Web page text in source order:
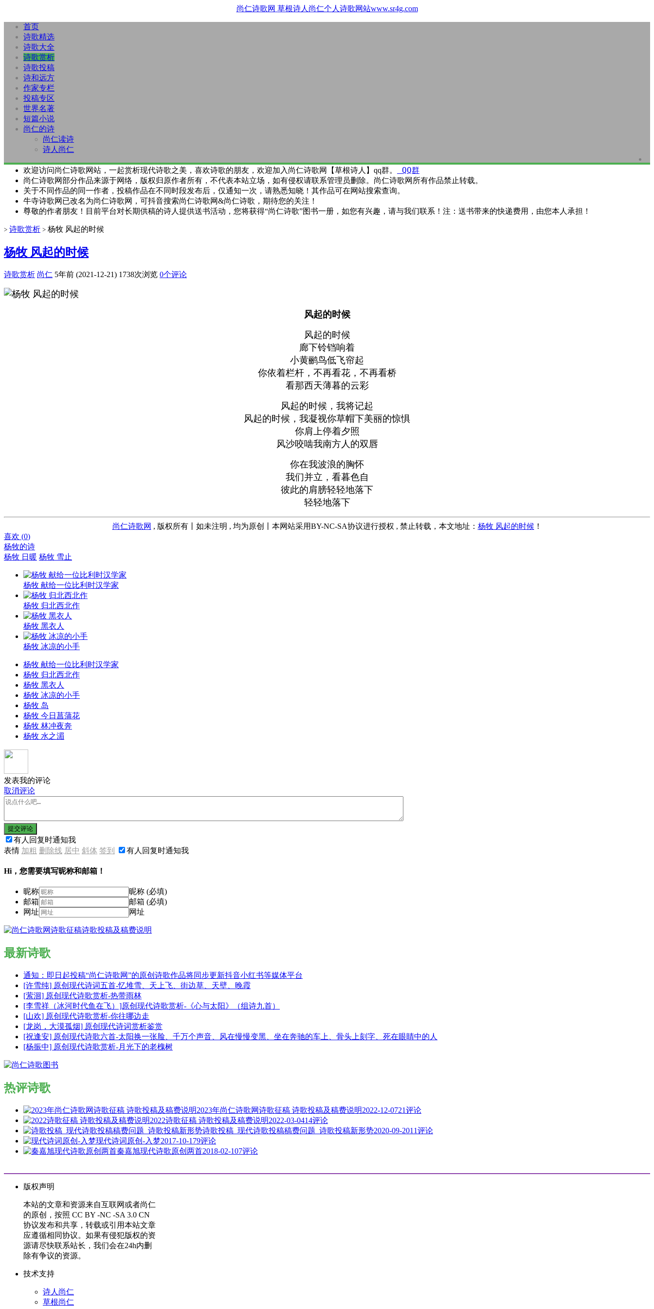
尚仁诗歌网 草根诗人尚仁个人诗歌网站www.sr4g.com
首页
诗歌精选
诗歌大全
诗歌赏析
诗歌投稿
诗和远方
作家专栏
投稿专区
世界名著
短篇小说
尚仁的诗
尚仁读诗
诗人尚仁
欢迎访问尚仁诗歌网站，一起赏析现代诗歌之美，喜欢诗歌的朋友，欢迎加入尚仁诗歌网【草根诗人】qq群。 QQ群
尚仁诗歌网部分作品来源于网络，版权归原作者所有，不代表本站立场，如有侵权请联系管理员删除。尚仁诗歌网所有作品禁止转载。
关于不同作品的同一作者，投稿作品在不同时段发布后，仅通知一次，请熟悉知晓！其作品可在网站搜索查询。
牛寺诗歌网已改名为尚仁诗歌网，可抖音搜索尚仁诗歌网&尚仁诗歌，期待您的关注！
尊敬的作者朋友！目前平台对长期供稿的诗人提供送书活动，您将获得“尚仁诗歌”图书一册，如您有兴趣，请与我们联系！注：送书带来的快递费用，由您本人承担！
> 诗歌赏析 > 杨牧 风起的时候
杨牧 风起的时候
诗歌赏析 尚仁 5年前 (2021-12-21) 1738次浏览 0个评论
风起的时候
风起的时候
廊下铃铛响着
小黄鹂鸟低飞帘起
你依着栏杆，不再看花，不再看桥
看那西天薄暮的云彩
风起的时候，我将记起
风起的时候，我凝视你草帽下美丽的惊惧
你肩上停着夕照
风沙咬啮我南方人的双唇
你在我波浪的胸怀
我们并立，看暮色自
彼此的肩膀轻轻地落下
轻轻地落下
尚仁诗歌网 , 版权所有丨如未注明 , 均为原创丨本网站采用BY-NC-SA协议进行授权 , 禁止转载，本文地址： 杨牧 风起的时候！
喜欢 (0)
杨牧的诗
杨牧 日暖 杨牧 雪止
杨牧 献给一位比利时汉学家
杨牧 归北西北作
杨牧 黑衣人
杨牧 冰凉的小手
杨牧 献给一位比利时汉学家
杨牧 归北西北作
杨牧 黑衣人
杨牧 冰凉的小手
杨牧 岛
杨牧 今日菖蒲花
杨牧 林冲夜奔
杨牧 水之湄
发表我的评论
取消评论
提交评论
有人回复时通知我
表情 加粗 删除线 居中 斜体 签到 有人回复时通知我
Hi，您需要填写昵称和邮箱！
昵称
昵称 (必填)
邮箱
邮箱 (必填)
网址
网址
最新诗歌
通知：即日起投稿“尚仁诗歌网”的原创诗歌作品将同步更新抖音小红书等媒体平台
[许雪纯] 原创现代诗词五首-忆堆雪、天上飞、街边草、天壁、晚霞
[萦洄] 原创现代诗歌赏析-热带雨林
[李雪祥（冰河时代鱼在飞）]原创现代诗歌赏析-《心与太阳》（组诗九首）
[山欢] 原创现代诗歌赏析-你往哪边走
[龙岗，大漠孤烟] 原创现代诗词赏析鉴赏
[祝逢安] 原创现代诗歌六首-太阳换一张脸、千万个声音、风在慢慢变黑、坐在奔驰的车上、骨头上刻字、死在眼睛中的人
[杨振中] 原创现代诗歌赏析-月光下的老槐树
热评诗歌
2023年尚仁诗歌网诗歌征稿 诗歌投稿及稿费说明2022-12-0721评论
2022诗歌征稿 诗歌投稿及稿费说明2022-03-0414评论
诗歌投稿_现代诗歌投稿稿费问题_诗歌投稿新形势2020-09-2011评论
现代诗词原创-入梦2017-10-179评论
秦嘉旭现代诗歌原创两首2018-02-107评论
版权声明
本站的文章和资源来自互联网或者尚仁
的原创，按照 CC BY -NC -SA 3.0 CN
协议发布和共享，转载或引用本站文章
应遵循相同协议。如果有侵犯版权的资
源请尽快联系站长，我们会在24h内删
除有争议的资源。
技术支持
诗人尚仁
草根尚仁